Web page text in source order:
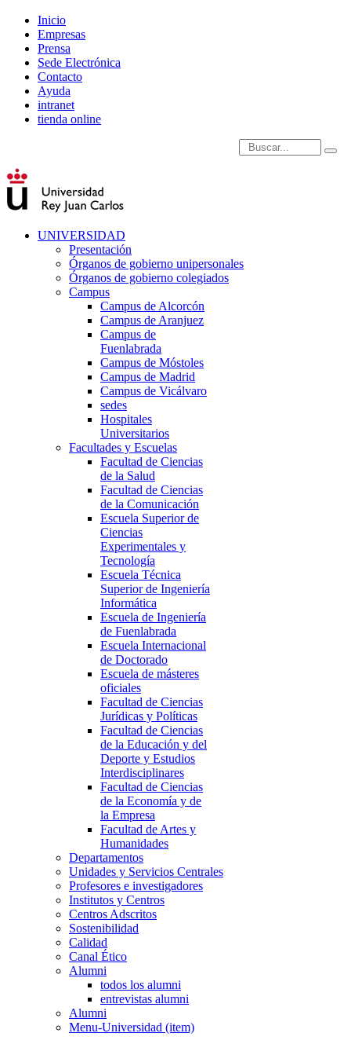
Inicio
Empresas
Prensa
Sede Electrónica
Contacto
Ayuda
intranet
tienda online
Introduce términos de
UNIVERSIDAD
Presentación
Órganos de gobierno unipersonales
Órganos de gobierno colegiados
Campus
Campus de Alcorcón
Campus de Aranjuez
Campus de
Fuenlabrada
Campus de Móstoles
Campus de Madrid
Campus de Vicálvaro
sedes
Hospitales
Universitarios
Facultades y Escuelas
Facultad de Ciencias
de la Salud
Facultad de Ciencias
de la Comunicación
Escuela Superior de
Ciencias
Experimentales y
Tecnología
Escuela Técnica
Superior de Ingeniería
Informática
Escuela de Ingeniería
de Fuenlabrada
Escuela Internacional
de Doctorado
Escuela de másteres
oficiales
Facultad de Ciencias
Jurídicas y Políticas
Facultad de Ciencias
de la Educación y del
Deporte y Estudios
Interdisciplinares
Facultad de Ciencias
de la Economía y de
la Empresa
Facultad de Artes y
Humanidades
Departamentos
Unidades y Servicios Centrales
Profesores e investigadores
Institutos y Centros
Centros Adscritos
Sostenibilidad
Calidad
Canal Ético
Alumni
todos los alumni
entrevistas alumni
Alumni
Menu-Universidad (item)